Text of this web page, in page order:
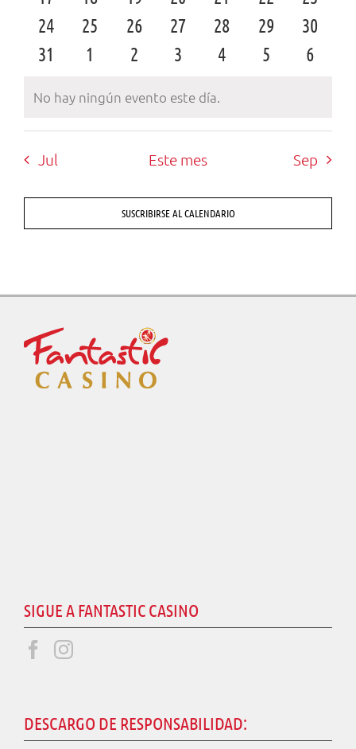
eventoseventoseventoseventoseventoseventoseventos
0
eventos
24
0
eventos
25
0
eventos
26
0
eventos
27
0
eventos
28
0
eventos
29
0
eventos
30
0
31
0
1
0
2
0
3
0
4
0
5
0
6
Aviso
No hay ningún evento este día.
Jul Este mes Sep
SUSCRIBIRSE AL CALENDARIO
SIGUE A FANTASTIC CASINO
DESCARGO DE RESPONSABILIDAD: